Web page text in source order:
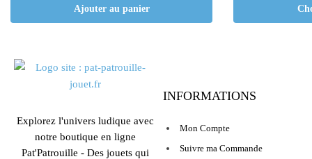
Ajouter au panier
Explorez l'univers ludique avec
notre boutique en ligne
Pat'Patrouille - Des jouets qui
INFORMATIONS
Mon Compte
Suivre ma Commande